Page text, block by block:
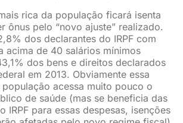
rica da população ficará isenta
ônus pelo “novo ajuste” realizado.
dos declarantes do IRPF com
acima de 40 salários mínimos
dos bens e direitos declarados
em 2013. Obviamente essa
acessa muito pouco o
de saúde (mas se beneficia das
IRPF para essas despesas, isenções